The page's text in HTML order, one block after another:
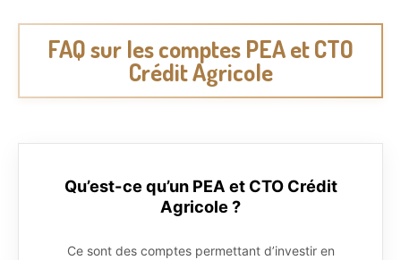
FAQ sur les comptes PEA et CTO
Crédit Agricole
Qu’est-ce qu’un PEA et CTO Crédit
Agricole ?
Ce sont des comptes permettant d’investir en